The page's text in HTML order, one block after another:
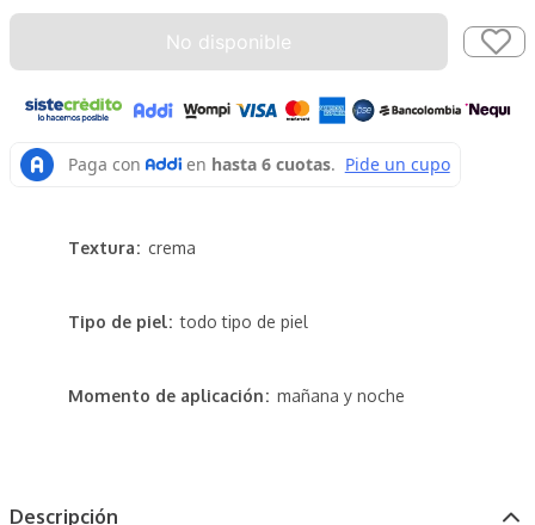
No disponible
Tipo de piel todo tipo de piel
Textura crema
Momento de aplicación mañana y noche
Descripción